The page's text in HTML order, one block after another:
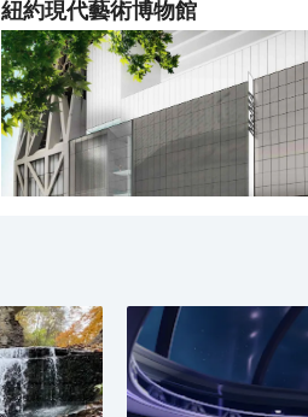
• 壯麗全景景觀——在天氣晴朗的日子，
達80英里的景觀。無論是在86樓的露天
的玻璃圍封觀景台，您都能俯瞰中央公
紐約現代藝術博物館
莫內的《睡蓮》、梵谷的《星夜》、馬
卡索的《阿維尼翁少女》等名作，以及雕
家具、裝置藝術等現代藝術品多達15萬件